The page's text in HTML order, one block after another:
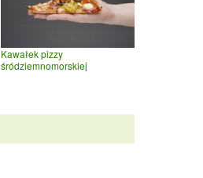
Kawałek pizzy
śródziemnomorskiej